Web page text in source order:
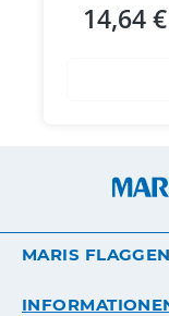
Regulärer
14,64 €
MARIS